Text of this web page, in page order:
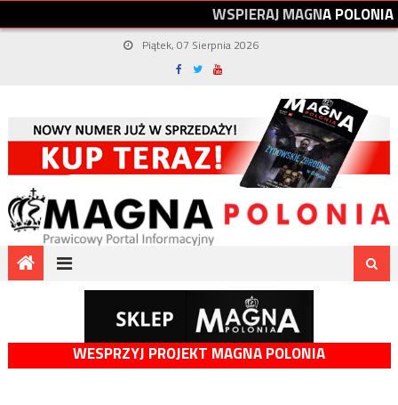
WSPIERAJMAGNAPOLONIA
Piątek, 07 Sierpnia 2026
WESPRZYJ PROJEKT MAGNA POLONIA